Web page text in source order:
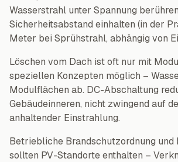
Wasserstrahl unter Spannung
Sicherheitsabstand einhalten (in der
Meter bei Sprühstrahl, abhängig von
Löschen vom Dach ist oft nur mit
speziellen Konzepten möglich –
Modulflächen ab. DC-Abschaltung
Gebäudeinneren, nicht zwingend auf
anhaltender Einstrahlung.
Betriebliche Brandschutzordnung und
sollten PV-Standorte enthalten –